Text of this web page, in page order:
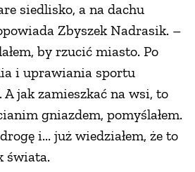
siedlisko, a na dachu
Zbyszek Nadrasik. –
by rzucić miasto. Po
i uprawiania sportu
A jak zamieszkać na wsi, to
gniazdem, pomyślałem.
i... już wiedziałem, że to
świata.
ZWYCZAJE
TO SAM